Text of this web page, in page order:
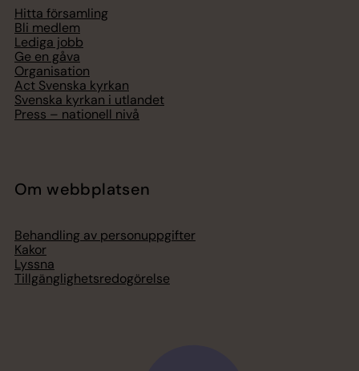
Hitta församling
Bli medlem
Lediga jobb
Ge en gåva
Organisation
Act Svenska kyrkan
Svenska kyrkan i utlandet
Press – nationell nivå
Om webbplatsen
Behandling av personuppgifter
Kakor
Lyssna
Tillgänglighetsredogörelse